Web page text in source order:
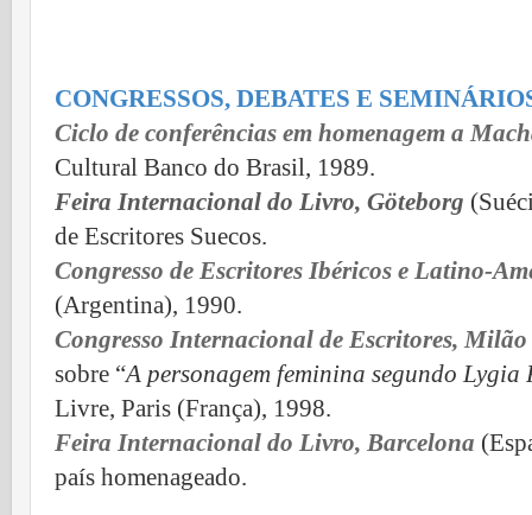
CONGRESSOS, DEBATES E
Ciclo de conferências em homenagem a
Cultural Banco do Brasil, 1989.
Feira Internacional do Livro, Göteborg
de Escritores Suecos.
Congresso de Escritores Ibéricos e Latino-
(Argentina), 1990.
Congresso Internacional de Escritores, Milão
sobre “A personagem feminina segundo Lygia
Livre, Paris (França), 1998.
Feira Internacional do Livro, Barcelona
país homenageado.